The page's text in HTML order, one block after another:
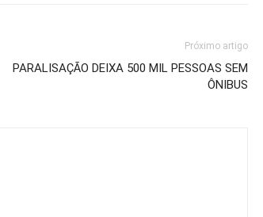
Próximo artigo
PARALISAÇÃO DEIXA 500 MIL PESSOAS SEM
ÔNIBUS